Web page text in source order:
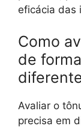
eficácia das
Como
de
Avaliar o
precisa em